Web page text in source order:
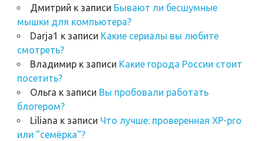
Дмитрий к записи Бывают ли бесшумные
мышки для компьютера?
Darja1 к записи Какие сериалы вы любите
смотреть?
Владимирк записи Какие города России стоит
посетить?
Ольга к записи Вы пробовали работать
блогером?
Liliana к записи Что лучше: проверенная XP-pro
или "семёрка"?